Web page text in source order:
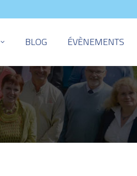
BLOG ÉVÈNEMENTS